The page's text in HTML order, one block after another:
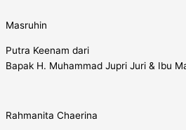
Masruhin
Putra Keenam dari
Bapak H. Muhammad Jupri Juri & Ibu
Rahmanita Chaerina